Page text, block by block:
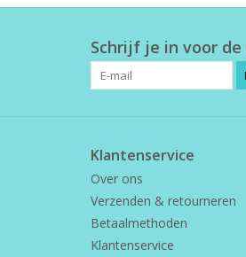
Schrijf je in voor
Klantenservice
Over ons
Verzenden & retourneren
Betaalmethoden
Klantenservice